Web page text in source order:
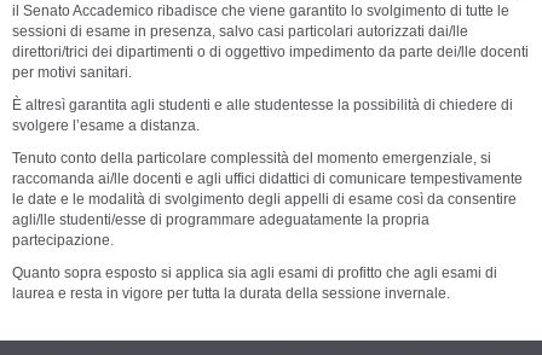
il Senato Accademico ribadisce che viene garantito lo svolgimento di tutte le
sessioni di esame in presenza, salvo casi particolari autorizzati dai/lle
direttori/trici dei dipartimenti o di oggettivo impedimento da parte dei/lle docenti
per motivi sanitari.
È altresì garantita agli studenti e alle studentesse la possibilità di chiedere di
svolgere l’esame a distanza.
Tenuto conto della particolare complessità del momento emergenziale, si
raccomanda ai/lle docenti e agli uffici didattici di comunicare tempestivamente
le date e le modalità di svolgimento degli appelli di esame così da consentire
agli/lle studenti/esse di programmare adeguatamente la propria
partecipazione.
Quanto sopra esposto si applica sia agli esami di profitto che agli esami di
laurea e resta in vigore per tutta la durata della sessione invernale.